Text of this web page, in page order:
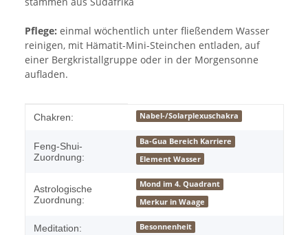
Pflege: einmal wöchentlich unter fließendem Wasser
reinigen, mit Hämatit-Mini-Steinchen entladen, auf
einer Bergkristallgruppe oder in der Morgensonne
aufladen.
Produkteigenschaft
Wert
Chakren: Nabel-/Solarplexuschakra
Feng-Shui-
Zuordnung:
Ba-Gua Bereich Karriere
Element Wasser
Astrologische
Zuordnung:
Mond im 4. Quadrant
Merkur in Waage
Meditation: Besonnenheit